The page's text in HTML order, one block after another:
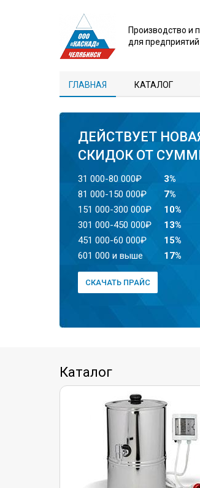
Производство и
для
ГЛАВНАЯ КАТАЛОГ
ДЕЙСТВУЕТ
СКИДОК ОТ
31 000-80 000₽
3%
81 000-150 000₽
7%
151 000-300 000₽
10%
301 000-450 000₽
13%
451 000-60 000₽
15%
601 000 и выше
17%
СКАЧАТЬ ПРАЙС
Каталог